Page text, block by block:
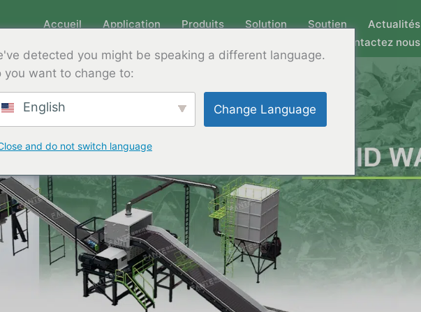
Accueil Application Produits Solution Soutien
Actualités
Contactez nous
detected you might be speaking a different language.
you want to change to:
English Change Language
and do not switch language